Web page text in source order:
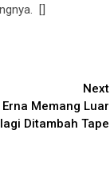
[]
Next
Memang Luar
Ditambah Tape